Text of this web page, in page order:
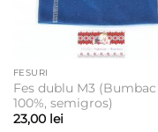
FESURI
Fes dublu M3 (Bumbac
100%, semigros)
23,00 lei